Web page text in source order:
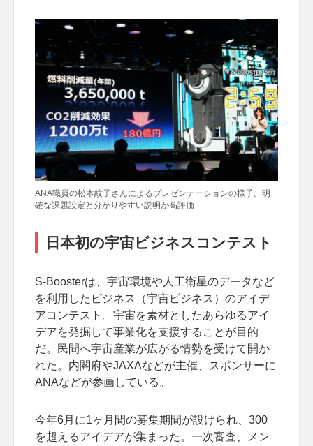
ANA職員の松本紋子さんによるプレゼンテーションの様子。明
確な課題設定と分かりやすい説明が高評価
日本初の宇宙ビジネスコンテスト
S-Boosterは、宇宙環境や人工衛星のデータなど
を利用したビジネス（宇宙ビジネス）のアイデ
アコンテスト。宇宙を素材としたあらゆるアイ
デアを発掘して事業化を支援することが目的
だ。民間へ宇宙産業が広がる情勢を受けて開か
れた。内閣府やJAXAなどが主催、スポンサーに
ANAなどが参画している。
今年6月に1ヶ月間の募集期間が設けられ、300
を超えるアイデアが集まった。一次審査、メン